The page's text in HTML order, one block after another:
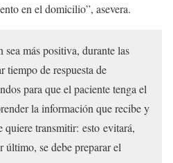
en el domicilio”, asevera.
más positiva, durante las
tiempo de respuesta de
para que el paciente tenga el
la información que recibe y
quiere transmitir: esto evitará,
último, se debe preparar el